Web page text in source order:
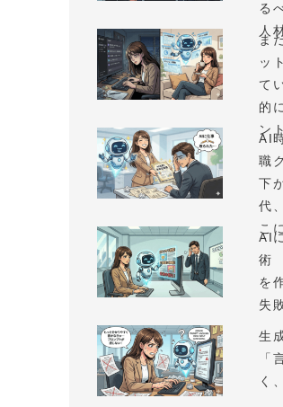
る
人
ま
ッ
て
的
ン
AI
職
下
代
こ
AI
術
を
失
生
「
く